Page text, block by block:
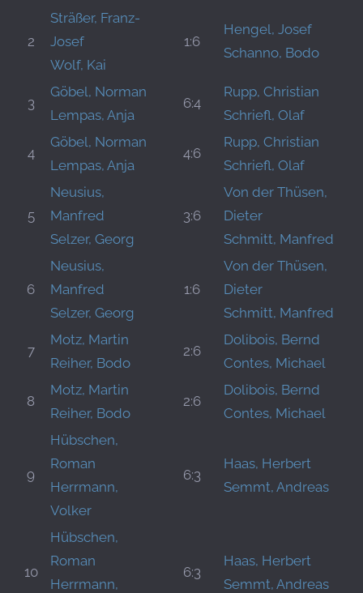
2
Sträßer, Franz-
Josef
Wolf, Kai
1:6
Hengel, Josef
Schanno, Bodo
3
Göbel, Norman
Lempas, Anja
6:4
Rupp, Christian
Schriefl, Olaf
4
Göbel, Norman
Lempas, Anja
4:6
Rupp, Christian
Schriefl, Olaf
5
Neusius,
Manfred
Selzer, Georg
3:6
Von der Thüsen,
Dieter
Schmitt, Manfred
6
Neusius,
Manfred
Selzer, Georg
1:6
Von der Thüsen,
Dieter
Schmitt, Manfred
7
Motz, Martin
Reiher, Bodo
2:6
Dolibois, Bernd
Contes, Michael
8
Motz, Martin
Reiher, Bodo
2:6
Dolibois, Bernd
Contes, Michael
9
Hübschen,
Roman
Herrmann,
Volker
6:3
Haas, Herbert
Semmt, Andreas
10
Hübschen,
Roman
Herrmann,
6:3
Haas, Herbert
Semmt, Andreas